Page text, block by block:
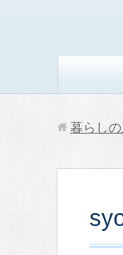
暮らし